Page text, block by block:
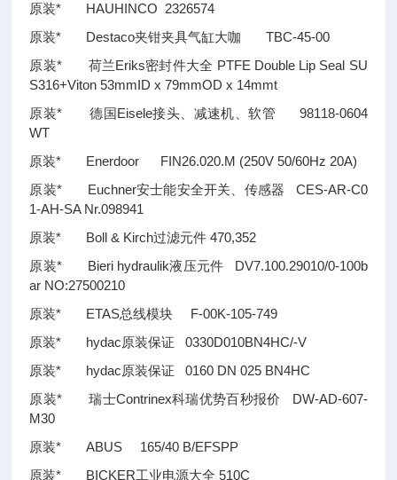
原装* HAUHINCO 2326574
原装* Destaco夹钳夹具气缸大咖 TBC-45-00
原装* 荷兰Eriks密封件大全 PTFE Double Lip Seal SU
S316+Viton 53mmID x 79mmOD x 14mmt
原装* 德国Eisele接头、减速机、软管 98118-0604
WT
原装* Enerdoor FIN26.020.M (250V 50/60Hz 20A)
原装* Euchner安士能安全开关、传感器 CES-AR-C0
1-AH-SA Nr.098941
原装* Boll & Kirch过滤元件 470,352
原装* Bieri hydraulik液压元件 DV7.100.29010/0-100b
ar NO:27500210
原装* ETAS总线模块 F-00K-105-749
原装* hydac原装保证 0330D010BN4HC/-V
原装* hydac原装保证 0160 DN 025 BN4HC
原装* 瑞士Contrinex科瑞优势百秒报价 DW-AD-607-
M30
原装* ABUS 165/40 B/EFSPP
原装* BICKER工业电源大全 510C